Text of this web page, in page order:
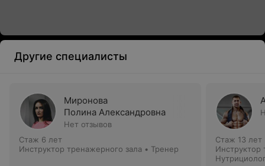
Другие специалисты
Миронова
Полина Александровна
Нет отзывов
Стаж 6 лет
Инструктор тренажерного зала • Тренер
Стаж 13 лет
Инструктор